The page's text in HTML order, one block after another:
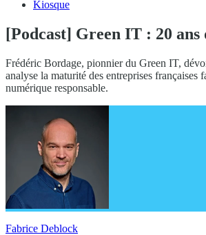
Kiosque
[Podcast] Green IT : 20 ans
Frédéric Bordage, pionnier du Green IT,
analyse la maturité des entreprises françaises
numérique responsable.
Fabrice Deblock